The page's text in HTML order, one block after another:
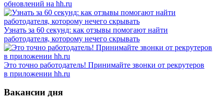
обновлений на hh.ru
Узнать за 60 секунд: как отзывы помогают найти
работодателя, которому нечего скрывать
Это точно работодатель! Принимайте звонки от рекрутеров
в приложении hh.ru
Вакансии дня